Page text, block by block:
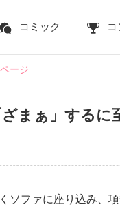
コミック
ージ
まぁ」するに
ソファに座り込み、